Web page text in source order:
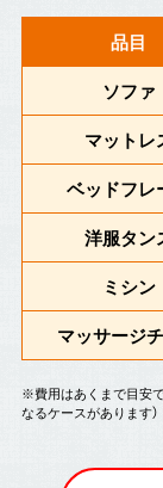
品目
ソファ
マットレ
ベッドフレ
洋服タン
ミシン
マッサージ
※費用はあくまで目安
なるケースがあります）